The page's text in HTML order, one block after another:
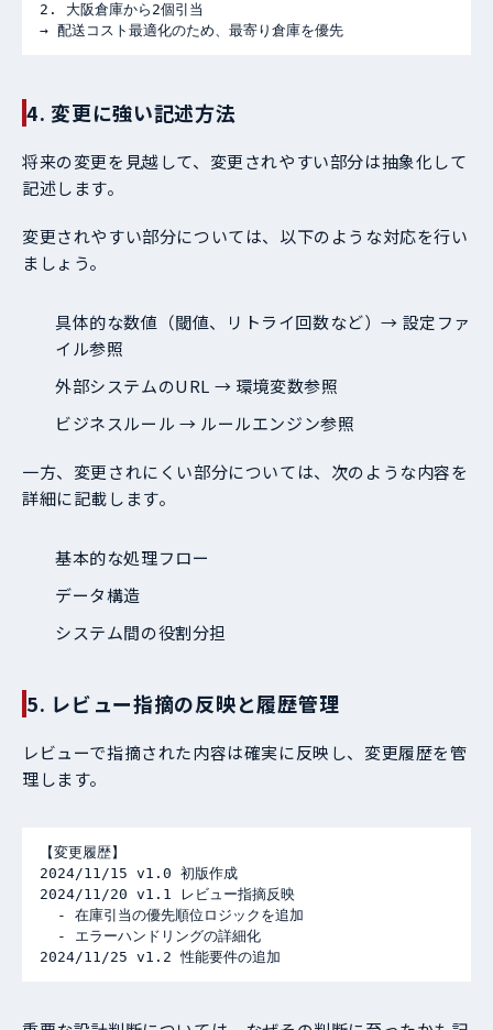
2. 大阪倉庫から2個引当
→ 配送コスト最適化のため、最寄り倉庫を優先
4. 変更に強い記述方法
将来の変更を見越して、変更されやすい部分は抽象化して
記述します。
変更されやすい部分については、以下のような対応を行い
ましょう。
具体的な数値（閾値、リトライ回数など）→ 設定ファ
イル参照
外部システムのURL → 環境変数参照
ビジネスルール → ルールエンジン参照
一方、変更されにくい部分については、次のような内容を
詳細に記載します。
基本的な処理フロー
データ構造
システム間の役割分担
5. レビュー指摘の反映と履歴管理
レビューで指摘された内容は確実に反映し、変更履歴を管
理します。
【変更履歴】
2024/11/15 v1.0 初版作成
2024/11/20 v1.1 レビュー指摘反映
  - 在庫引当の優先順位ロジックを追加
  - エラーハンドリングの詳細化
2024/11/25 v1.2 性能要件の追加